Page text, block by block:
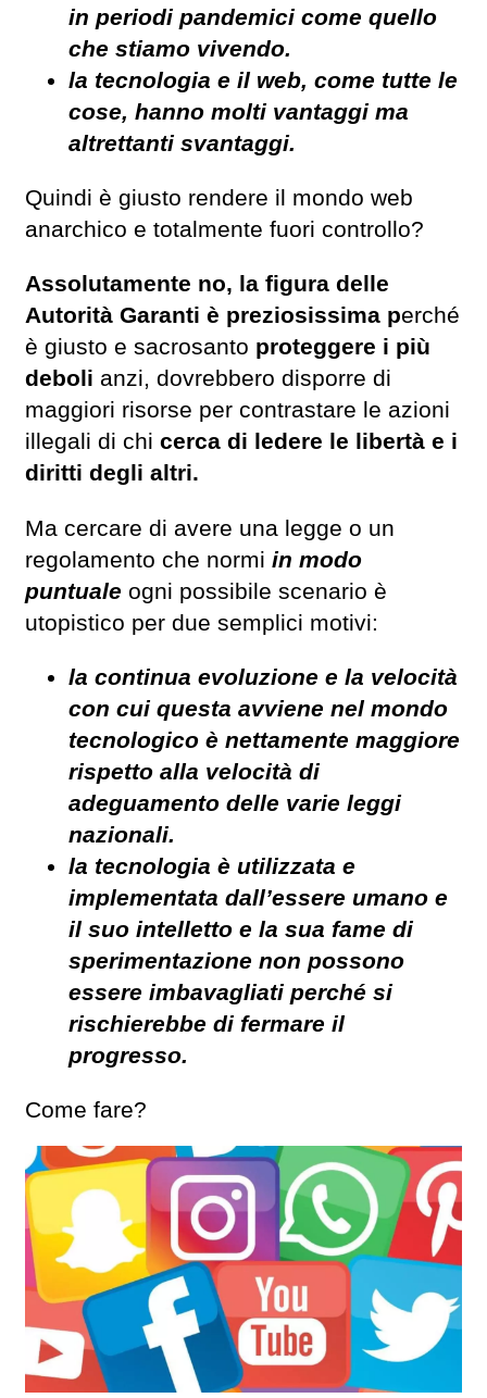
in periodi pandemici come quello
che stiamo vivendo.
la tecnologia e il web, come tutte le
cose, hanno molti vantaggi ma
altrettanti svantaggi.
Quindi è giusto rendere il mondo web
anarchico e totalmente fuori controllo?
Assolutamente no, la figura delle
Autorità Garanti è preziosissima perché
è giusto e sacrosanto proteggere i più
deboli anzi, dovrebbero disporre di
maggiori risorse per contrastare le azioni
illegali di chi cerca di ledere le libertà e i
diritti degli altri.
Ma cercare di avere una legge o un
regolamento che normi in modo
puntuale ogni possibile scenario è
utopistico per due semplici motivi:
la continua evoluzione e la velocità
con cui questa avviene nel mondo
tecnologico è nettamente maggiore
rispetto alla velocità di
adeguamento delle varie leggi
nazionali.
la tecnologia è utilizzata e
implementata dall’essere umano e
il suo intelletto e la sua fame di
sperimentazione non possono
essere imbavagliati perché si
rischierebbe di fermare il
progresso.
Come fare?